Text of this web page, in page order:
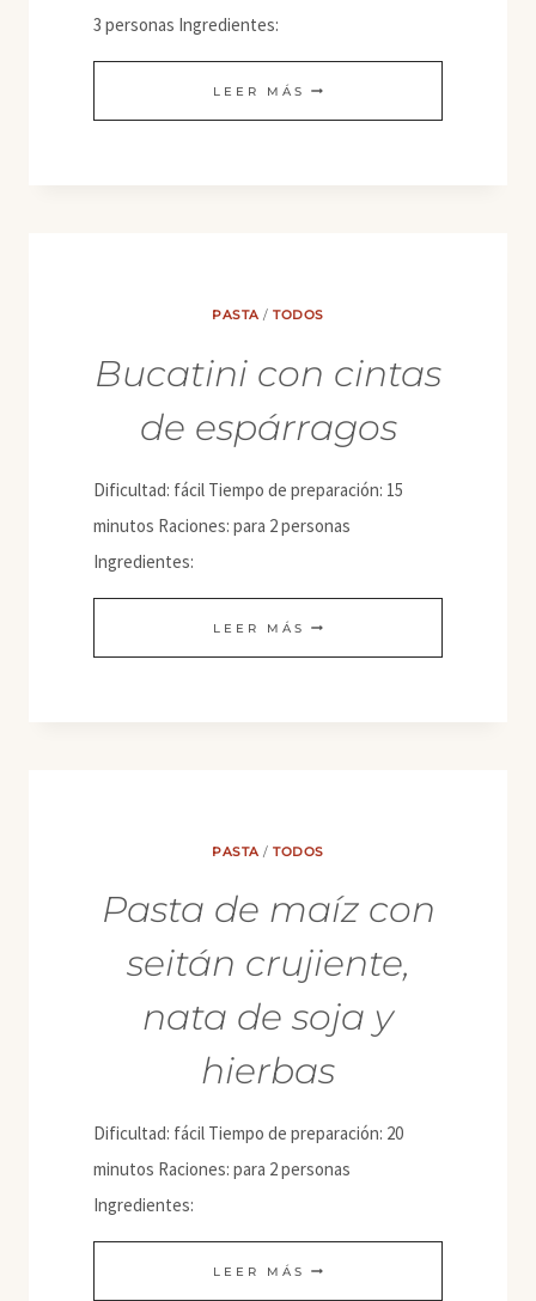
3 personas Ingredientes:
LEER MÁS CHEETORRONES
PASTA /TODOS
Bucatini con cintas
de espárragos
Dificultad: fácil Tiempo de preparación: 15
minutos Raciones: para 2 personas
Ingredientes:
LEER MÁS BUCATINI
CON
PASTA /TODOS
Pasta de maíz con
seitán crujiente,
nata de soja y
hierbas
Dificultad: fácil Tiempo de preparación: 20
minutos Raciones: para 2 personas
Ingredientes:
LEER MÁS PASTA